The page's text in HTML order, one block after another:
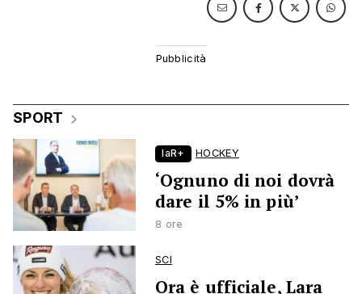
SPORT
laR+ HOCKEY
‘Ognuno di noi dovrà
dare il 5% in più’
8 ore
SCI
Ora è ufficiale, Lara